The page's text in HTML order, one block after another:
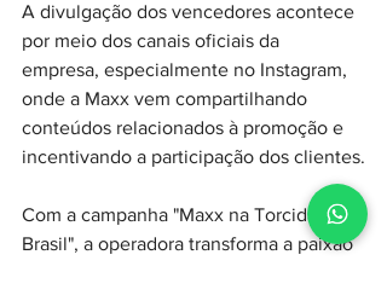
A divulgação dos vencedores acontece
por meio dos canais oficiais da
empresa, especialmente no Instagram,
onde a Maxx vem compartilhando
conteúdos relacionados à promoção e
incentivando a participação dos clientes.
Com a campanha "Maxx na Torcida do
Brasil", a operadora transforma a paixão